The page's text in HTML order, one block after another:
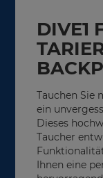
DIVE1
Tauchen Sie
ein
Dieses
Taucher
Ihnen eine